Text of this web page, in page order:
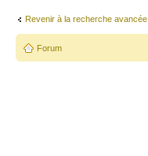
Revenir à la recherche avancée
Forum